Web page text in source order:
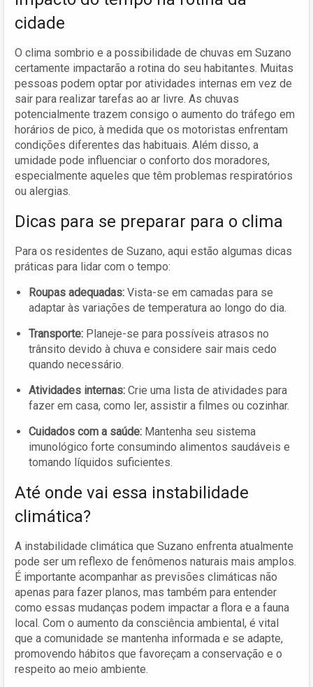
cidade
O clima sombrio e a possibilidade de chuvas em Suzano
certamente impactarão a rotina do seu habitantes. Muitas
pessoas podem optar por atividades internas em vez de
sair para realizar tarefas ao ar livre. As chuvas
potencialmente trazem consigo o aumento do tráfego em
horários de pico, à medida que os motoristas enfrentam
condições diferentes das habituais. Além disso, a
umidade pode influenciar o conforto dos moradores,
especialmente aqueles que têm problemas respiratórios
ou alergias.
Dicas para se preparar para o clima
Para os residentes de Suzano, aqui estão algumas dicas
práticas para lidar com o tempo:
Roupas adequadas: Vista-se em camadas para se
adaptar às variações de temperatura ao longo do dia.
Transporte: Planeje-se para possíveis atrasos no
trânsito devido à chuva e considere sair mais cedo
quando necessário.
Atividades internas: Crie uma lista de atividades para
fazer em casa, como ler, assistir a filmes ou cozinhar.
Cuidados com a saúde: Mantenha seu sistema
imunológico forte consumindo alimentos saudáveis e
tomando líquidos suficientes.
Até onde vai essa instabilidade
climática?
A instabilidade climática que Suzano enfrenta atualmente
pode ser um reflexo de fenômenos naturais mais amplos.
É importante acompanhar as previsões climáticas não
apenas para fazer planos, mas também para entender
como essas mudanças podem impactar a flora e a fauna
local. Com o aumento da consciência ambiental, é vital
que a comunidade se mantenha informada e se adapte,
promovendo hábitos que favoreçam a conservação e o
respeito ao meio ambiente.